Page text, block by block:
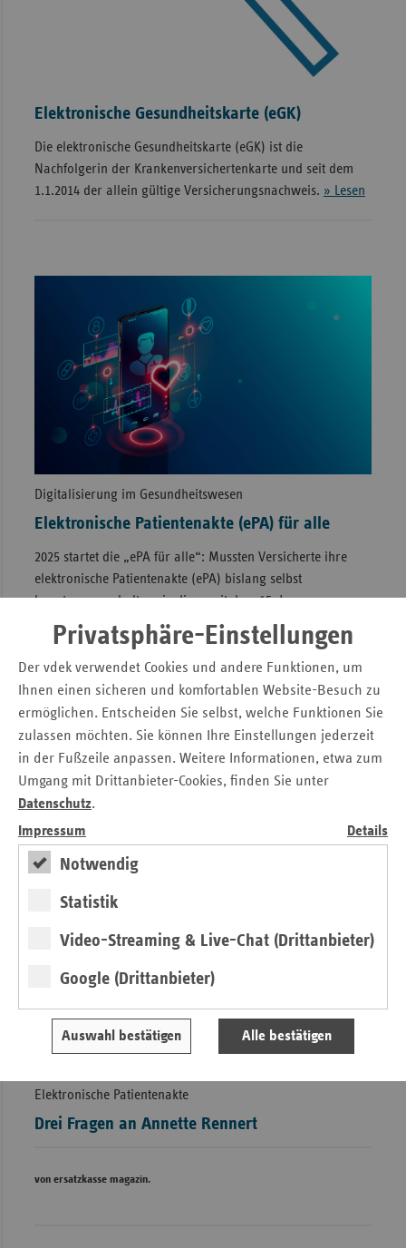
Privatsphäre-Einstellungen
Der vdek verwendet Cookies und andere Funktionen, um
Ihnen einen sicheren und komfortablen Website-Besuch zu
ermöglichen. Entscheiden Sie selbst, welche Funktionen Sie
zulassen möchten. Sie können Ihre Einstellungen jederzeit
in der Fußzeile anpassen. Weitere Informationen, etwa zum
Umgang mit Drittanbieter-Cookies, finden Sie unter
Datenschutz.
Impressum
Details
Notwendig
Statistik
Video-Streaming & Live-Chat (Drittanbieter)
Google (Drittanbieter)
Auswahl bestätigen Alle bestätigen
Elektronische Gesundheitskarte (eGK)
Die elektronische Gesundheitskarte (eGK) ist die
Nachfolgerin der Krankenversichertenkarte und seit dem
1.1.2014 der allein gültige Versicherungsnachweis. » Lesen
Digitalisierung im Gesundheitswesen
Elektronische Patientenakte (ePA) für alle
2025 startet die „ePA für alle“: Mussten Versicherte ihre
elektronische Patientenakte (ePA) bislang selbst
beantragen, erhalten sie diese seit dem 15. Januar
automatisch. Los geht es in zwei Modellregionen.
Elektronische Patientenakte
Drei Fragen an Annette Rennert
von ersatzkasse magazin.